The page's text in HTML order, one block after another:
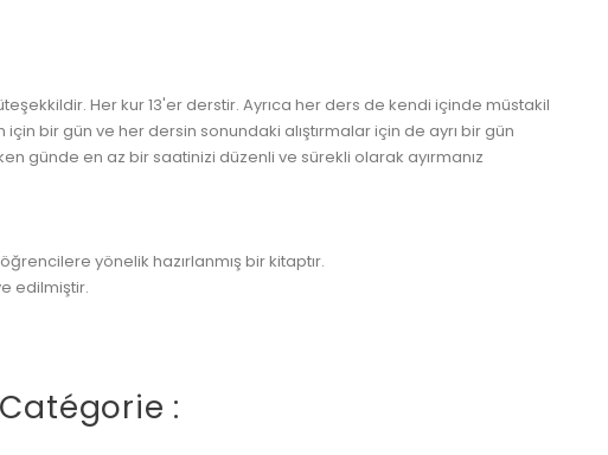
Her kur 13'er derstir. Ayrıca her ders de kendi içinde müstakil
için bir gün ve her dersin sonundaki alıştırmalar için de ayrı bir gün
günde en az bir saatinizi düzenli ve sürekli olarak ayırmanız
yönelik hazırlanmış bir kitaptır.
edilmiştir.
: